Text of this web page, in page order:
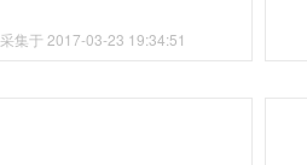
采集于 2017-03-23 19:34:51